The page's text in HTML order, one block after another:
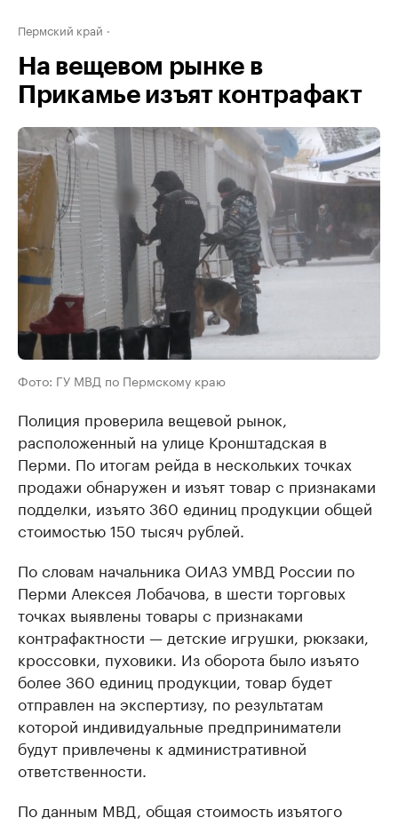
Пермский край
На вещевом рынке в
Прикамье изъят контрафакт
Фото: ГУ МВД по Пермскому краю
Полиция проверила вещевой рынок,
расположенный на улице Кронштадская в
Перми. По итогам рейда в нескольких точках
продажи обнаружен и изъят товар с признаками
подделки, изъято 360 единиц продукции общей
стоимостью 150 тысяч рублей.
По словам начальника ОИАЗ УМВД России по
Перми Алексея Лобачова, в шести торговых
точках выявлены товары с признаками
контрафактности — детские игрушки, рюкзаки,
кроссовки, пуховики. Из оборота было изъято
более 360 единиц продукции, товар будет
отправлен на экспертизу, по результатам
которой индивидуальные предприниматели
будут привлечены к административной
ответственности.
По данным МВД, общая стоимость изъятого